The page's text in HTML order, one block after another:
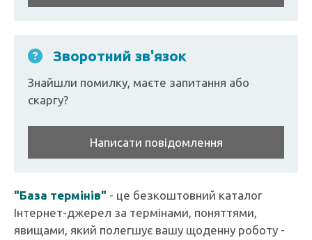
Зворотний зв'язок
Знайшли помилку, маєте запитання або
скаргу?
Написати повідомлення
"База термінів" - це безкоштовний каталог
Інтернет-джерел за термінами, поняттями,
явищами, який полегшує вашу щоденну роботу -